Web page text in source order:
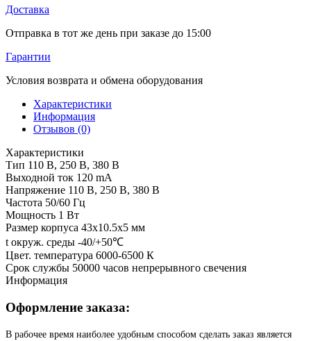
Доставка
Отправка в тот же день при заказе до 15:00
Гарантии
Условия возврата и обмена оборудования
Характеристики
Информация
Отзывов (0)
Характеристики
Тип 110 В, 250 В, 380 В
Выходной ток 120 mA
Напряжение 110 В, 250 В, 380 В
Частота 50/60 Гц
Мощность 1 Вт
Размер корпуса 43х10.5х5 мм
t окруж. среды -40/+50℃
Цвет. температура 6000-6500 К
Срок службы 50000 часов непрерывного свечения
Информация
Оформление заказа:
В рабочее время наиболее удобным способом сделать заказ является